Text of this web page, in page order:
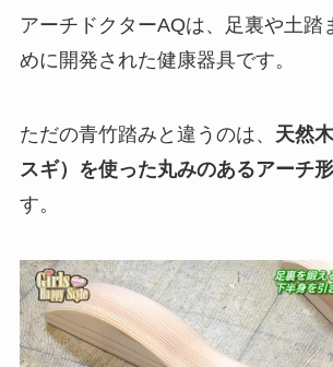
アーチドクターAQは、足裏や土踏
めに開発された健康器具です。
ただの青竹踏みと違うのは、 天然
スギ）を使った丸みのあるアーチ
す。